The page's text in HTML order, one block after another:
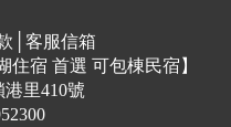
客服信箱
住宿 首選 可包棟民宿】
里410號